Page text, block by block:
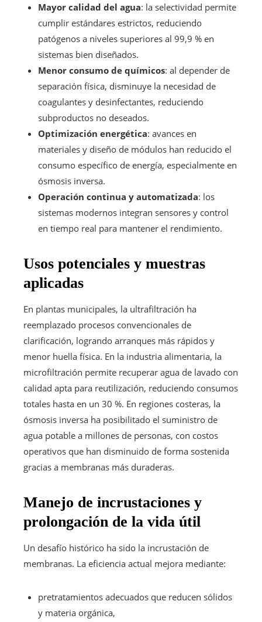
Mayor calidad del agua: la selectividad permite
cumplir estándares estrictos, reduciendo
patógenos a niveles superiores al 99,9 % en
sistemas bien diseñados.
Menor consumo de químicos: al depender de
separación física, disminuye la necesidad de
coagulantes y desinfectantes, reduciendo
subproductos no deseados.
Optimización energética: avances en
materiales y diseño de módulos han reducido el
consumo específico de energía, especialmente en
ósmosis inversa.
Operación continua y automatizada: los
sistemas modernos integran sensores y control
en tiempo real para mantener el rendimiento.
Usos potenciales y muestras
aplicadas
En plantas municipales, la ultrafiltración ha
reemplazado procesos convencionales de
clarificación, logrando arranques más rápidos y
menor huella física. En la industria alimentaria, la
microfiltración permite recuperar agua de lavado con
calidad apta para reutilización, reduciendo consumos
totales hasta en un 30 %. En regiones costeras, la
ósmosis inversa ha posibilitado el suministro de
agua potable a millones de personas, con costos
operativos que han disminuido de forma sostenida
gracias a membranas más duraderas.
Manejo de incrustaciones y
prolongación de la vida útil
Un desafío histórico ha sido la incrustación de
membranas. La eficiencia actual mejora mediante:
pretratamientos adecuados que reducen sólidos
y materia orgánica,